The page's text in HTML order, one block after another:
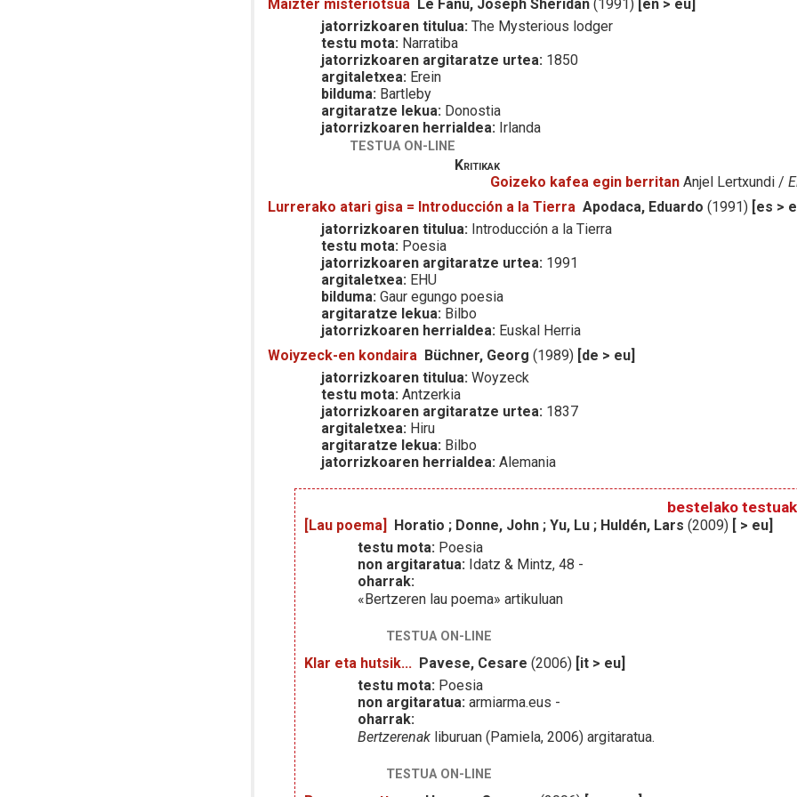
Maizter misteriotsua Le Fanu, Joseph Sheridan (1991) [en > eu]
jatorrizkoaren titulua: The Mysterious lodger
testu mota: Narratiba
jatorrizkoaren argitaratze urtea: 1850
argitaletxea: Erein
bilduma: Bartleby
argitaratze lekua: Donostia
jatorrizkoaren herrialdea: Irlanda
TESTUA ON-LINE
Kritikak
Goizeko kafea egin berritan Anjel Lertxundi /
Lurrerako atari gisa = Introducción a la Tierra Apodaca, Eduardo (1991) [es >
jatorrizkoaren titulua: Introducción a la Tierra
testu mota: Poesia
jatorrizkoaren argitaratze urtea: 1991
argitaletxea: EHU
bilduma: Gaur egungo poesia
argitaratze lekua: Bilbo
jatorrizkoaren herrialdea: Euskal Herria
Woiyzeck-en kondaira Büchner, Georg (1989) [de > eu]
jatorrizkoaren titulua: Woyzeck
testu mota: Antzerkia
jatorrizkoaren argitaratze urtea: 1837
argitaletxea: Hiru
argitaratze lekua: Bilbo
jatorrizkoaren herrialdea: Alemania
bestelako testuak
[Lau poema] Horatio ; Donne, John ; Yu, Lu ; Huldén, Lars (2009)
[ > eu]
testu mota: Poesia
non argitaratua: Idatz & Mintz, 48 -
oharrak:
«Bertzeren lau poema» artikuluan
TESTUA ON-LINE
Klar eta hutsik... Pavese, Cesare (2006) [it > eu]
testu mota: Poesia
non argitaratua: armiarma.eus -
oharrak:
Bertzerenak liburuan (Pamiela, 2006) argitaratua.
TESTUA ON-LINE